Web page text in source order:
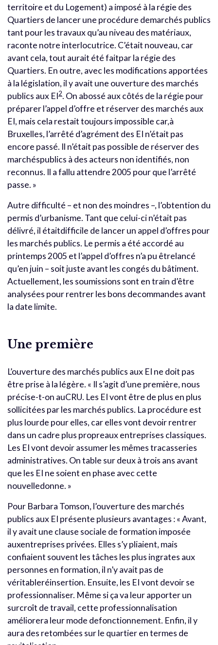
territoire et du Logement) a imposé à la régie des
Quartiers de lancer une procédure demarchés publics
tant pour les travaux qu’au niveau des matériaux,
raconte notre interlocutrice. C’était nouveau, car
avant cela, tout aurait été faitpar la régie des
Quartiers. En outre, avec les modifications apportées
à la législation, il y avait une ouverture des marchés
publics aux EI2. On abossé aux côtés de la régie pour
préparer l’appel d’offre et réserver des marchés aux
EI, mais cela restait toujours impossible car,à
Bruxelles, l’arrêté d’agrément des EI n’était pas
encore passé. Il n’était pas possible de réserver des
marchéspublics à des acteurs non identifiés, non
reconnus. Il a fallu attendre 2005 pour que l’arrêté
passe. »
Autre difficulté – et non des moindres –, l’obtention du
permis d’urbanisme. Tant que celui-ci n’était pas
délivré, il étaitdifficile de lancer un appel d’offres pour
les marchés publics. Le permis a été accordé au
printemps 2005 et l’appel d’offres n’a pu êtrelancé
qu’en juin – soit juste avant les congés du bâtiment.
Actuellement, les soumissions sont en train d’être
analysées pour rentrer les bons decommandes avant
la date limite.
Une première
L’ouverture des marchés publics aux EI ne doit pas
être prise à la légère. « Il s’agit d’une première, nous
précise-t-on auCRU. Les EI vont être de plus en plus
sollicitées par les marchés publics. La procédure est
plus lourde pour elles, car elles vont devoir rentrer
dans un cadre plus propreaux entreprises classiques.
Les EI vont devoir assumer les mêmes tracasseries
administratives. On table sur deux à trois ans avant
que les EI ne soient en phase avec cette
nouvelledonne. »
Pour Barbara Tomson, l’ouverture des marchés
publics aux EI présente plusieurs avantages : « Avant,
il y avait une clause sociale de formation imposée
auxentreprises privées. Elles s’y pliaient, mais
confiaient souvent les tâches les plus ingrates aux
personnes en formation, il n’y avait pas de
véritableréinsertion. Ensuite, les EI vont devoir se
professionnaliser. Même si ça va leur apporter un
surcroît de travail, cette professionnalisation
améliorera leur mode defonctionnement. Enfin, il y
aura des retombées sur le quartier en termes de